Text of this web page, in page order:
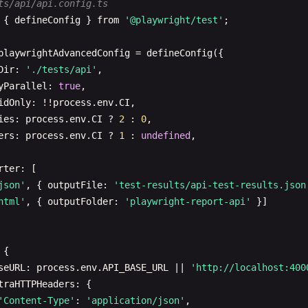
use
: { ...devices 'Desktop Edge' ], channel
: 'Google Chrome'
: { ... devices
: {
'npm run start' ,
: 'http://localhost:3000' ,
test timeout
: 30000,
: {
...
devices[ 'Desktop Chrome'
viewport
: { width
browser compatibility tests
cross-browser/browser-compatibility.spec.ts
('Cross-Browser Compatibility'
( 'should render consistently across all browsers'
api/api.config.ts
{ defineConfig } from '@playwright/test' ;
= defineConfig({
: './tests/api' ,
: true,
: !! process . env. CI ,
: process . env. CI ? 2 : 0,
: process . env. CI ? 1 : undefined ,
: [
, { outputFile: 'test-results/api-test-
, { outputFolder: 'playwright-report-api'
}]
{
: process . env.API_BASE_URL 'http://
: {
'Content-Type' : 'application/json' ,